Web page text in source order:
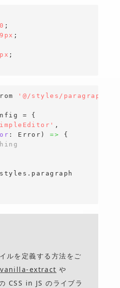
0 ;
9px ;
'@/styles/
= {
,
: Error ) =>
{
ルを定義する方法をご
vanilla-extract や
CSS in JS のライブラ